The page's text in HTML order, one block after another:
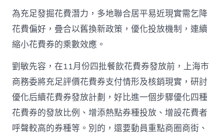
為充足發掘花費潛力，多地聯合居平易近現實需乞降
花費偏好，疊合以舊換新政策，優化投放機制，連續
縮小花費券的乘數效應。
劉敏先容，在11月份四批餐飲花費券發放前，上海市
商務委將充足評價花費券支付情形及核銷現實，研討
優化后續花費券發放計劃，好比進一個步驟優化四種
花費券的發放比例、增添熱點券種投放、增設花費者
呼聲較高的券種等。別的，還要動員重點商圈商街、